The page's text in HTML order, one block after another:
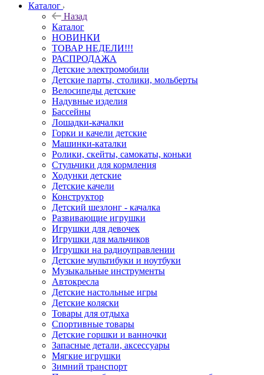
Каталог
Назад
Каталог
НОВИНКИ
ТОВАР НЕДЕЛИ!!!
РАСПРОДАЖА
Детские электромобили
Детские парты, столики, мольберты
Велосипеды детские
Надувные изделия
Бассейны
Лошадки-качалки
Горки и качели детские
Машинки-каталки
Ролики, скейты, самокаты, коньки
Стульчики для кормления
Ходунки детские
Детские качели
Конструктор
Детский шезлонг - качалка
Развивающие игрушки
Игрушки для девочек
Игрушки для мальчиков
Игрушки на радиоуправлении
Детские мультибуки и ноутбуки
Музыкальные инструменты
Автокресла
Детские настольные игры
Детские коляски
Товары для отдыха
Спортивные товары
Детские горшки и ванночки
Запасные детали, аксессуары
Мягкие игрушки
Зимний транспорт